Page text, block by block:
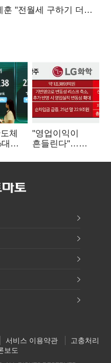
훈 "전월세 구하기 더
체
상승
"영업이익이
흔들린다"…
18에 취약
서비스 이용약관
고충처리
보도